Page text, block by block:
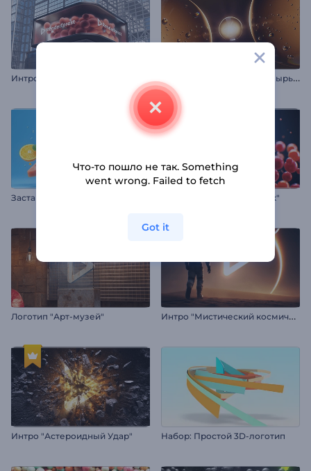
Интро "Цифровой билборд" Л
оготип "Разделение пузырьков"
Заставка "Здоровое питание" Логотип "Деление клеток"
Логотип "Арт-музей" И
нтро "Мистический космический странник"
Интро "Астероидный Удар" Набор: Простой 3D-логотип
Что-то пошло не так. Something
went wrong. Failed to fetch
Got it